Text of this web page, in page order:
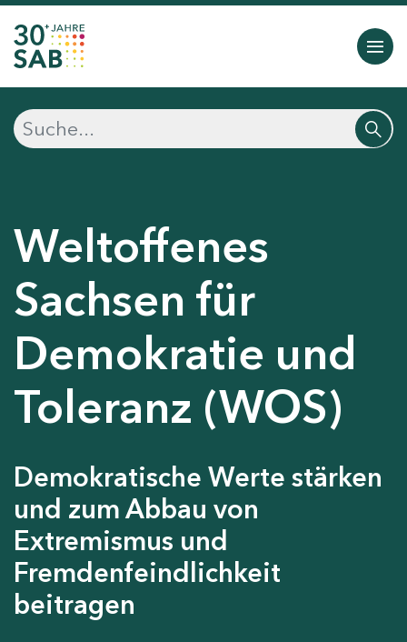
Weltoffenes
Sachsen für
Demokratie und
Toleranz (WOS)
Demokratische Werte stärken
und zum Abbau von
Extremismus und
Fremdenfeindlichkeit
beitragen